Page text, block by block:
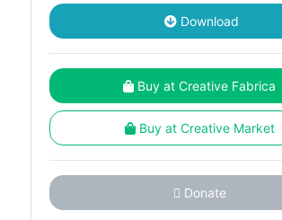
Download
Buy at Creative Fabrica
Buy at Creative Market
Donate